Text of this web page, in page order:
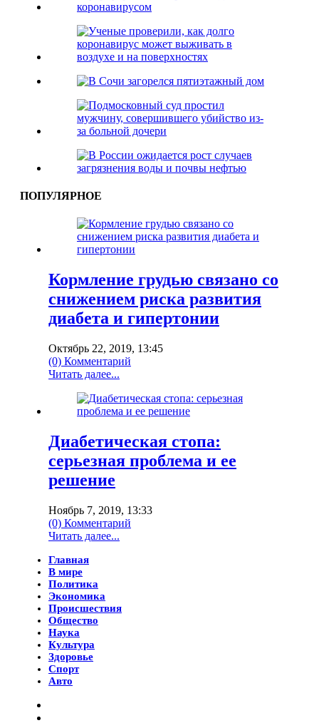
ПОПУЛЯРНОЕ
Кормление грудью связано со
снижением риска развития
диабета и гипертонии
Октябрь 22, 2019, 13:45
(0) Комментарий
Читать далее...
Диабетическая стопа:
серьезная проблема и ее
решение
Ноябрь 7, 2019, 13:33
(0) Комментарий
Читать далее...
Главная
В мире
Политика
Экономика
Происшествия
Общество
Наука
Культура
Здоровье
Спорт
Авто